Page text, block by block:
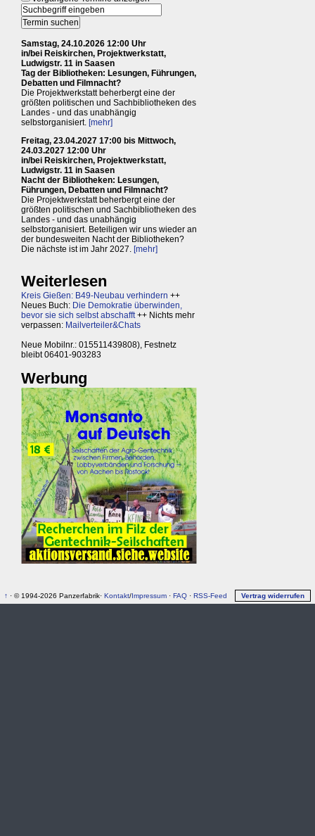
Samstag, 24.10.2026 12:00 Uhr
in/bei Reiskirchen, Projektwerkstatt,
Ludwigstr. 11 in Saasen
Tag der Bibliotheken: Lesungen, Führungen,
Debatten und Filmnacht?
Die Projektwerkstatt beherbergt eine der
größten politischen und Sachbibliotheken des
Landes - und das unabhängig
selbstorganisiert. [mehr]
Freitag, 23.04.2027 17:00 bis Mittwoch,
24.03.2027 12:00 Uhr
in/bei Reiskirchen, Projektwerkstatt,
Ludwigstr. 11 in Saasen
Nacht der Bibliotheken: Lesungen,
Führungen, Debatten und Filmnacht?
Die Projektwerkstatt beherbergt eine der
größten politischen und Sachbibliotheken des
Landes - und das unabhängig
selbstorganisiert. Beteiligen wir uns wieder an
der bundesweiten Nacht der Bibliotheken?
Die nächste ist im Jahr 2027. [mehr]
Weiterlesen
Kreis Gießen: B49-Neubau verhindern ++
Neues Buch: Die Demokratie überwinden,
bevor sie sich selbst abschafft++ Nichts mehr
verpassen: Mailverteiler&Chats
Neue Mobilnr.: 015511439808), Festnetz
bleibt 06401-903283
Werbung
↑ · © 1994-2026 Panzerfabrik· Kontakt/ Impressum · FAQ · RSS-Feed Vertrag widerrufen